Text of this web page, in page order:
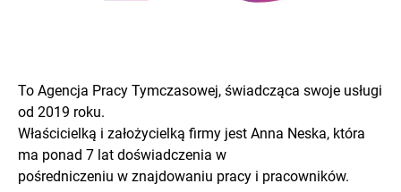
To Agencja Pracy Tymczasowej, świadcząca swoje usługi
od 2019 roku.
Właścicielką i założycielką firmy jest Anna Neska, która
ma ponad 7 lat doświadczenia w
pośredniczeniu w znajdowaniu pracy i pracowników.